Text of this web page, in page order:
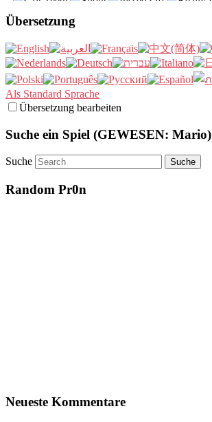
Übersetzung
Als Standard Sprache
Übersetzung bearbeiten
Suche ein Spiel (GEWESEN: Mario)
Suche
Random Pr0n
Neueste Kommentare